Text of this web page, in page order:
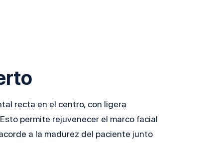
recta en el centro, con ligera
permite rejuvenecer el marco facial
a la madurez del paciente junto